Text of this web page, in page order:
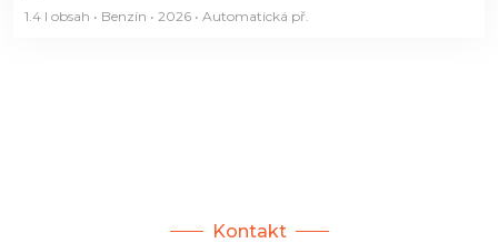
1.4 l obsah • Benzín • 2026 • Automatická př.
Kontakt